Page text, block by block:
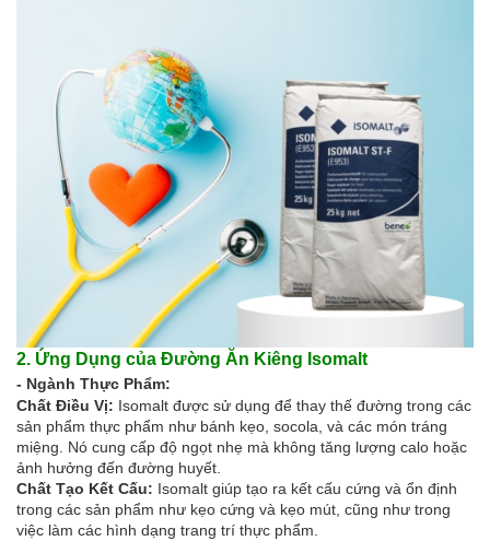
Thiết bị phòng thí nghiệm
HÓA CHẤT NÔNG NGHIỆP
Nguyên liệu phân bón
Chế phẩm sinh học
Nguyên liệu chăn nuôi
HÓA CHẤT XÂY DỰNG
Chống thấm sika
Silicone Dow Corning
Silicone KCC
Silicone Apollo
Silicone Kingbond
Silicone Shinetsu
Keo Silicone
Hóa chất khác
Giới Thiệu
Đối tác
Quy trình sản xuất
Tin tức
VMC GROUP
Ngành Hóa Chất
2. Ứng Dụng của Đường Ăn Kiêng Isomalt
- Ngành Thực Phẩm:
Chất Điều Vị: Isomalt được sử dụng để thay thế đường trong các
sản phẩm thực phẩm như bánh kẹo, socola, và các món tráng
miệng. Nó cung cấp độ ngọt nhẹ mà không tăng lượng calo hoặc
ảnh hưởng đến đường huyết.
Chất Tạo Kết Cấu: Isomalt giúp tạo ra kết cấu cứng và ổn định
trong các sản phẩm như kẹo cứng và kẹo mút, cũng như trong
việc làm các hình dạng trang trí thực phẩm.